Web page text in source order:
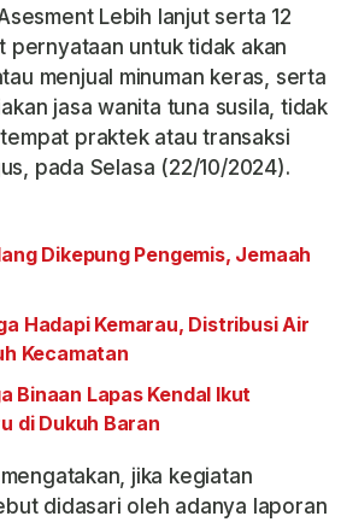
Lebih lanjut serta 12
pernyataan untuk tidak akan
menjual minuman keras, serta
jasa wanita tuna susila, tidak
praktek atau transaksi
pada Selasa (22/10/2024).
Dikepung Pengemis, Jemaah
Hadapi Kemarau, Distribusi Air
Kecamatan
Binaan Lapas Kendal Ikut
di Dukuh Baran
jika kegiatan
didasari oleh adanya laporan